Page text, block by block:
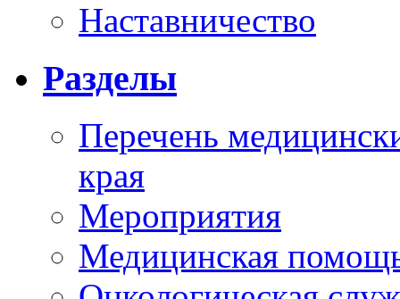
Наставничество
Разделы
Перечень
края
Мероприятия
Медицинская